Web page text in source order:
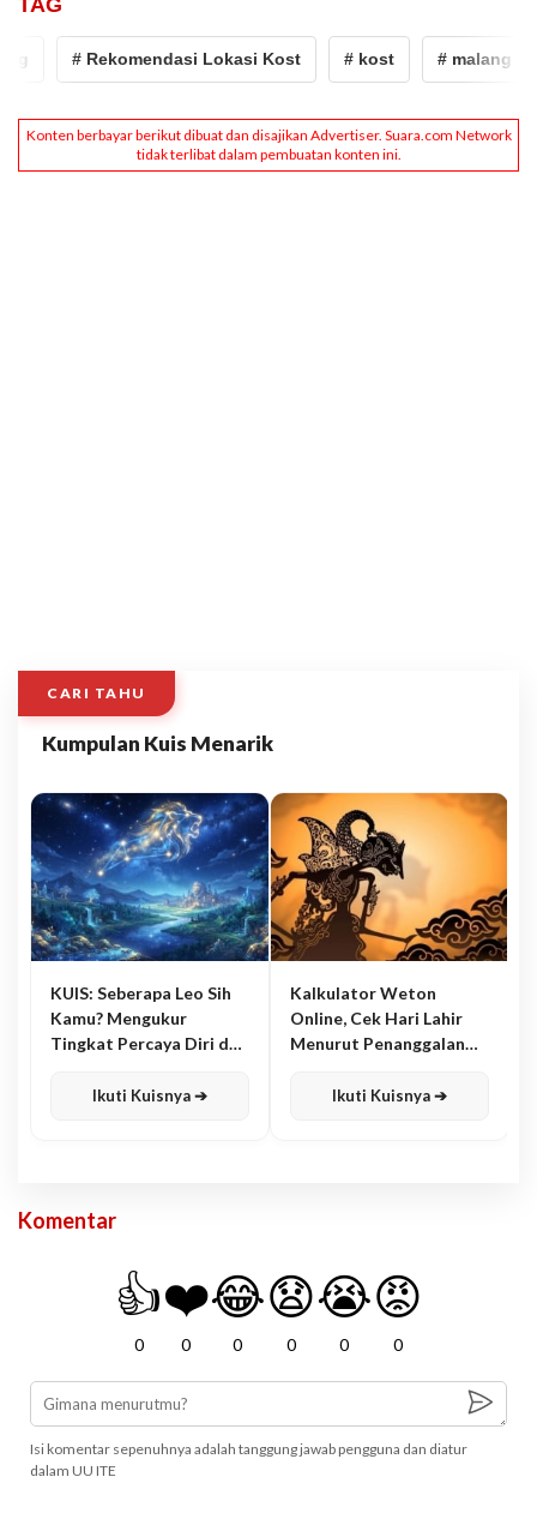
TAG
# Rekomendasi Lokasi Kost # kost # malang
CARI TAHU
Kumpulan Kuis Menarik
KUIS: Seberapa Leo Sih
Kamu? Mengukur
Tingkat Percaya Diri dan
Ikuti Kuisnya ➔
Kalkulator Weton
Online, Cek Hari Lahir
Menurut Penanggalan
Ikuti Kuisnya ➔
Komentar
👍
0
❤️
0
😂
0
😧
0
😭
0
😡
0
Isi komentar sepenuhnya adalah tanggung jawab pengguna dan diatur
dalam UU ITE